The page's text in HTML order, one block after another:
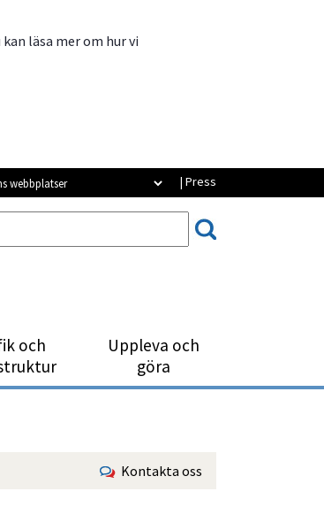
läsa mer om hur vi
| Press
webbplatser
och
Uppleva och
göra
Kontakta oss